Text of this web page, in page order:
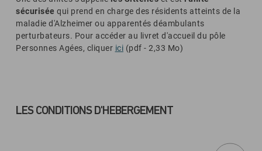
sécurisée qui prend en charge des résidents atteints de la
maladie d'Alzheimer ou apparentés déambulants
perturbateurs. Pour accéder au livret d'accueil du pôle
Personnes Agées, cliquer ici (pdf - 2,33 Mo)
LES CONDITIONS D'HEBERGEMENT